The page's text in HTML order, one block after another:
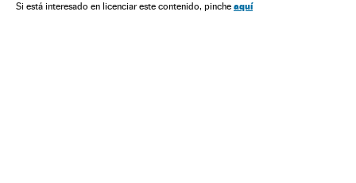
Atividade legislativa América do Norte
Si está interesado en licenciar este contenido, pinche aquí